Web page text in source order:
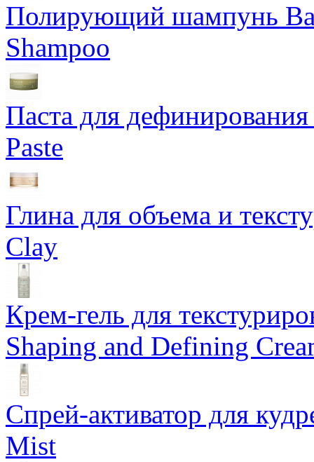
Полирующий шампунь
Shampoo
Паста для
Paste
Глина для объема и
Clay
Крем-гель для
Shaping and Defining
Спрей-активатор для
Mist